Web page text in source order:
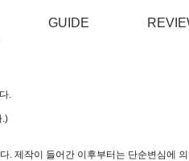
GUIDE
.
.)
제작이 들어간 이후부터는 단순변심에